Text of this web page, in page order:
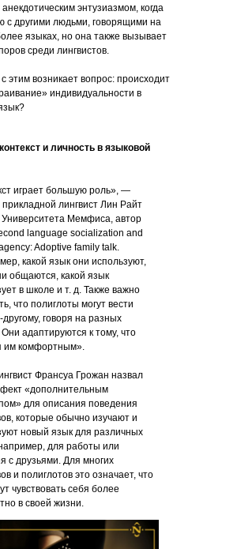
энтузиазмом, когда
с другими людьми, говорящими на
языках, но она также вызывает
среди лингвистов.
с этим возникает вопрос: происходит
индивидуальности в
и личность в языковой
играет большую роль», —
прикладной лингвист Лин Райт
Университета Мемфиса, автор
language socialization and
Adoptive family talk.
какой язык они используют,
общаются, какой язык
в школе и т. д. Также важно
что полиглоты могут вести
говоря на разных
адаптируются к тому, что
им комфортным».
Франсуа Грожан назвал
«дополнительным
для описания поведения
которые обычно изучают и
новый язык для различных
для работы или
с друзьями. Для многих
и полиглотов это означает, что
чувствовать себя более
в своей жизни.